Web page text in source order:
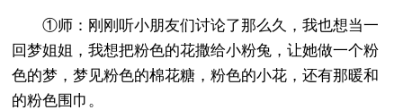
①师：刚刚听小朋友们讨论了那么久，我也想当一
回梦姐姐，我想把粉色的花撒给小粉兔，让她做一个粉
色的梦，梦见粉色的棉花糖，粉色的小花，还有那暖和
的粉色围巾。